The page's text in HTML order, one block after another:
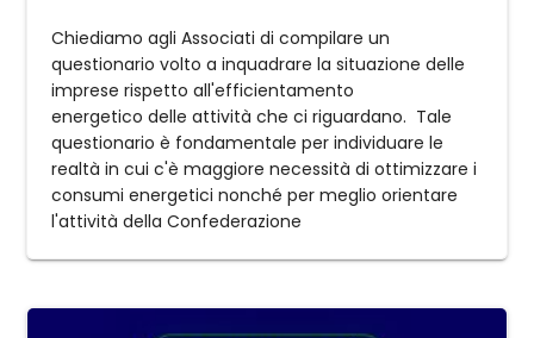
Chiediamo agli Associati di compilare un
questionario volto a inquadrare la situazione delle
imprese rispetto all'efficientamento
energetico delle attività che ci riguardano. Tale
questionario è fondamentale per individuare le
realtà in cui c'è maggiore necessità di ottimizzare i
consumi energetici nonché per meglio orientare
l'attività della Confederazione